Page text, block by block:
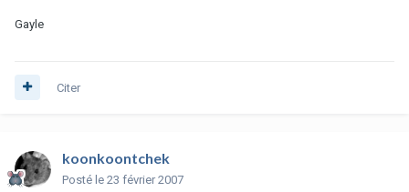
Gayle
Citer
koonkoontchek
Posté le 23 février 2007